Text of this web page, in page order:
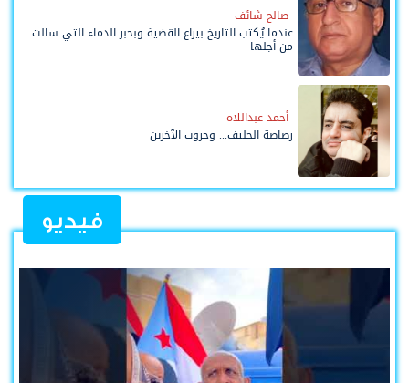
صالح شائف
عندما يُكتب التاريخ بيراع القضية وبحبر الدماء التي سالت
من أجلها
أحمد عبداللاه
رصاصة الحليف... وحروب الآخرين
فيديو